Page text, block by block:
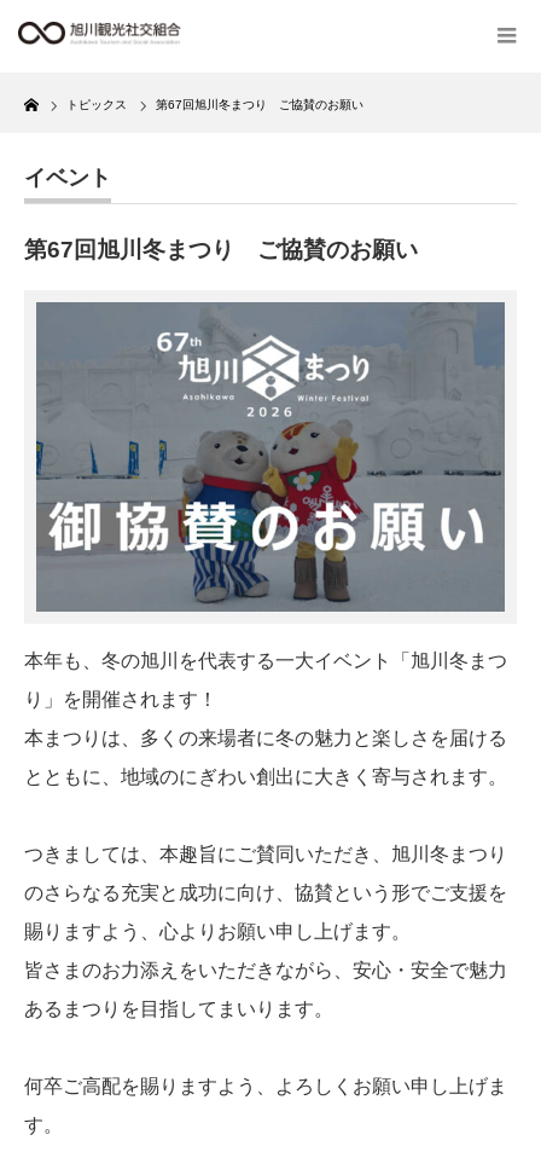
Home
トピックス 第67回旭川冬まつり ご協賛のお願い
イベント
第67回旭川冬まつり ご協賛のお願い
本年も、冬の旭川を代表する一大イベント「旭川冬まつ
り」を開催されます！
本まつりは、多くの来場者に冬の魅力と楽しさを届ける
とともに、地域のにぎわい創出に大きく寄与されます。
つきましては、本趣旨にご賛同いただき、旭川冬まつり
のさらなる充実と成功に向け、協賛という形でご支援を
賜りますよう、心よりお願い申し上げます。
皆さまのお力添えをいただきながら、安心・安全で魅力
あるまつりを目指してまいります。
何卒ご高配を賜りますよう、よろしくお願い申し上げま
す。